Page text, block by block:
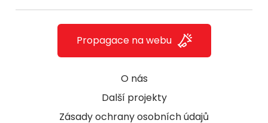
O nás
Další projekty
Zásady ochrany osobních údajů
Propagace na webu